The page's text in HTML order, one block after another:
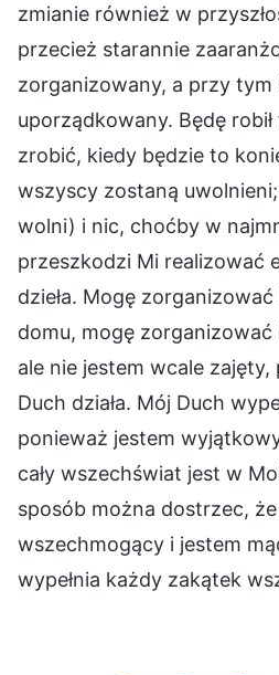
zmianie również w
przecież starannie
zorganizowany, a przy tym
uporządkowany. Będę
zrobić, kiedy będzie to
wszyscy zostaną
wolni) i nic, choćby w
przeszkodzi Mi realizować
dzieła. Mogę
domu, mogę zorganizować
ale nie jestem wcale
Duch działa. Mój Duch
ponieważ jestem
cały wszechświat jest w
sposób można dostrzec,
wszechmogący i jestem
wypełnia każdy zakątek